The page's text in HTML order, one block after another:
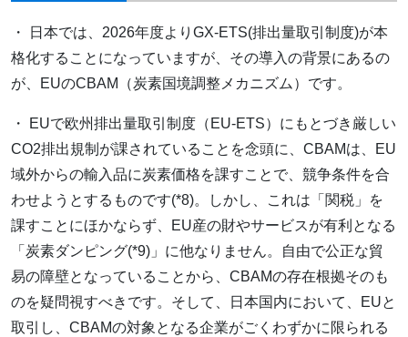
・ 日本では、2026年度よりGX-ETS(排出量取引制度)が本
格化することになっていますが、その導入の背景にあるの
が、EUのCBAM（炭素国境調整メカニズム）です。
・ EUで欧州排出量取引制度（EU-ETS）にもとづき厳しい
CO2排出規制が課されていることを念頭に、CBAMは、EU
域外からの輸入品に炭素価格を課すことで、競争条件を合
わせようとするものです(*8)。しかし、これは「関税」を
課すことにほかならず、EU産の財やサービスが有利となる
「炭素ダンピング(*9)」に他なりません。自由で公正な貿
易の障壁となっていることから、CBAMの存在根拠そのも
のを疑問視すべきです。そして、日本国内において、EUと
取引し、CBAMの対象となる企業がごくわずかに限られる